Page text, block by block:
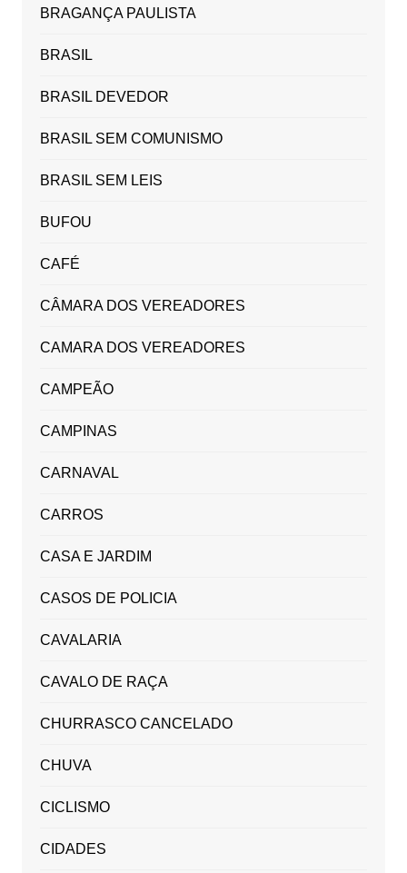
BRAGANÇA PAULISTA
BRASIL
BRASIL DEVEDOR
BRASIL SEM COMUNISMO
BRASIL SEM LEIS
BUFOU
CAFÉ
CÂMARA DOS VEREADORES
CAMARA DOS VEREADORES
CAMPEÃO
CAMPINAS
CARNAVAL
CARROS
CASA E JARDIM
CASOS DE POLICIA
CAVALARIA
CAVALO DE RAÇA
CHURRASCO CANCELADO
CHUVA
CICLISMO
CIDADES